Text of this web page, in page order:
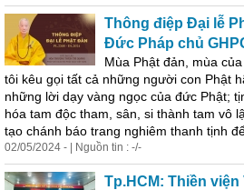
Thông điệp Đại lễ
Đức Pháp chủ
Mùa Phật đản, mùa
tôi kêu gọi tất cả những người con Phật
những lời dạy vàng ngọc của đức Phật;
hóa tam độc tham, sân, si thành tam vô
tạo chánh báo trang nghiêm thanh tịnh
02/05/2024 - | Nguồn tin : -/-
Tp.HCM: Thiền